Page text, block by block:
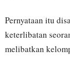
Pernyataan itu
keterlibatan
melibatkan